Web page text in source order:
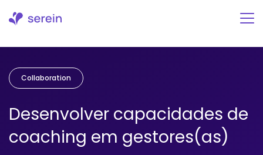
Collaboration
Desenvolver capacidades de
coaching em gestores(as)